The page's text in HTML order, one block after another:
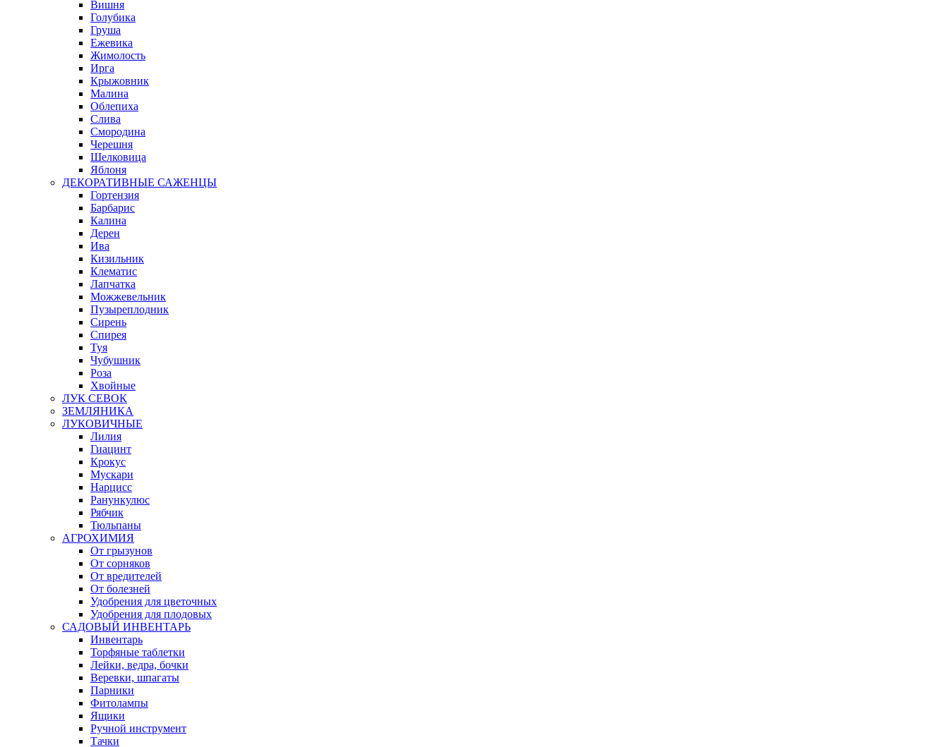
Вишня
Голубика
Груша
Ежевика
Жимолость
Ирга
Крыжовник
Малина
Облепиха
Слива
Смородина
Черешня
Шелковица
Яблоня
ДЕКОРАТИВНЫЕ САЖЕНЦЫ
Гортензия
Барбарис
Калина
Дерен
Ива
Кизильник
Клематис
Лапчатка
Можжевельник
Пузыреплодник
Сирень
Спирея
Туя
Чубушник
Роза
Хвойные
ЛУК СЕВОК
ЗЕМЛЯНИКА
ЛУКОВИЧНЫЕ
Лилия
Гиацинт
Крокус
Мускари
Нарцисс
Ранункулюс
Рябчик
Тюльпаны
АГРОХИМИЯ
От грызунов
От сорняков
От вредителей
От болезней
Удобрения для цветочных
Удобрения для плодовых
САДОВЫЙ ИНВЕНТАРЬ
Инвентарь
Торфяные таблетки
Лейки, ведра, бочки
Веревки, шпагаты
Парники
Фитолампы
Ящики
Ручной инструмент
Тачки